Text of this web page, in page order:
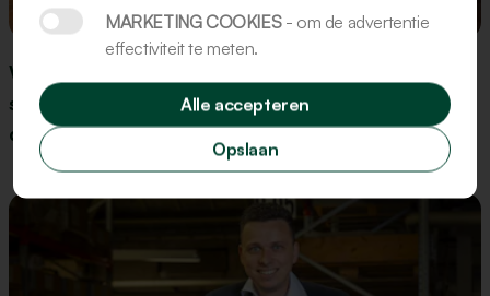
Update
Wanneer ingrediëntenkennis en machine-expertise
samenkomen: (h)eerlijke desemproducten met de
deegsnijmachine KDS
MARKETING COOKIES - om de advertentie
effectiviteit te meten.
Opslaan
Alle accepteren